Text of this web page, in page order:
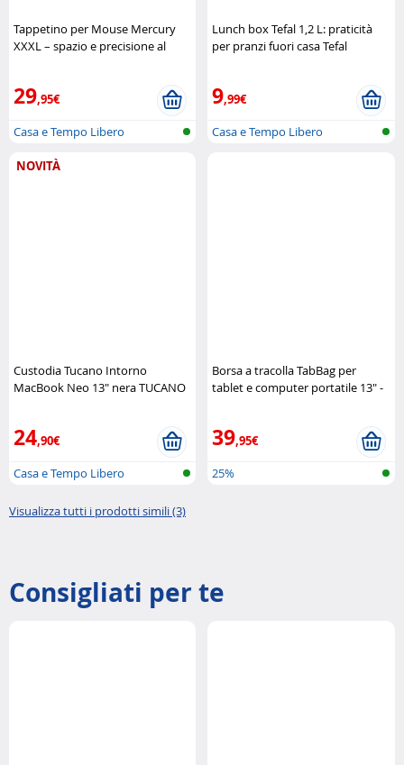
Tappetino per Mouse Mercury
XXXL – spazio e precisione al
29,95€
Casa e Tempo Libero
Lunch box Tefal 1,2 L: praticità
per pranzi fuori casa Tefal
9,99€
Casa e Tempo Libero
NOVITÀ
Custodia Tucano Intorno
MacBook Neo 13" nera TUCANO
24,90€
Casa e Tempo Libero
Borsa a tracolla TabBag per
tablet e computer portatile 13" -
39,95€
25%
Visualizza tutti i prodotti simili (3)
Consigliati per te